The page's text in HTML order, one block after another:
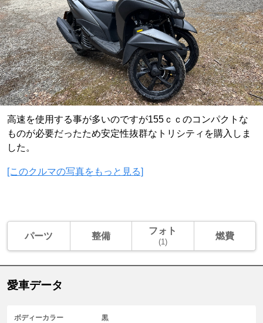
高速を使用する事が多いのですが155ｃｃのコンパクトな
ものが必要だったため安定性抜群なトリシティを購入しま
した。
[このクルマの写真をもっと見る]
パーツ 整備 フォト
(1)
燃費
愛車データ
ボディーカラー 黒